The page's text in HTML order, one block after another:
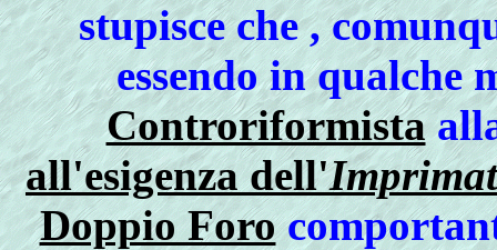
stupisce che ,
essendo in qualche
Controriformista
all'esigenza dell'
Doppio Foro